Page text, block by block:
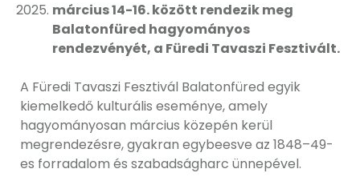
március 14-16. között rendezik meg
Balatonfüred hagyományos
rendezvényét, a Füredi Tavaszi Fesztivált.
A Füredi Tavaszi Fesztivál Balatonfüred egyik
kiemelkedő kulturális eseménye, amely
hagyományosan március közepén kerül
megrendezésre, gyakran egybeesve az 1848–49-
es forradalom és szabadságharc ünnepével.